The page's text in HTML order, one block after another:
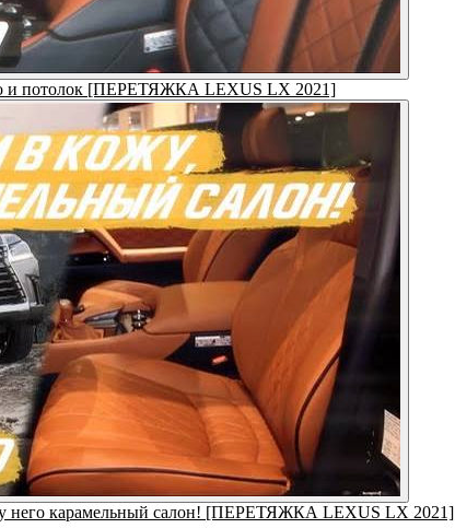
и потолок [ПЕРЕТЯЖКА LEXUS LX 2021]
у него карамельный салон! [ПЕРЕТЯЖКА LEXUS LX 2021]